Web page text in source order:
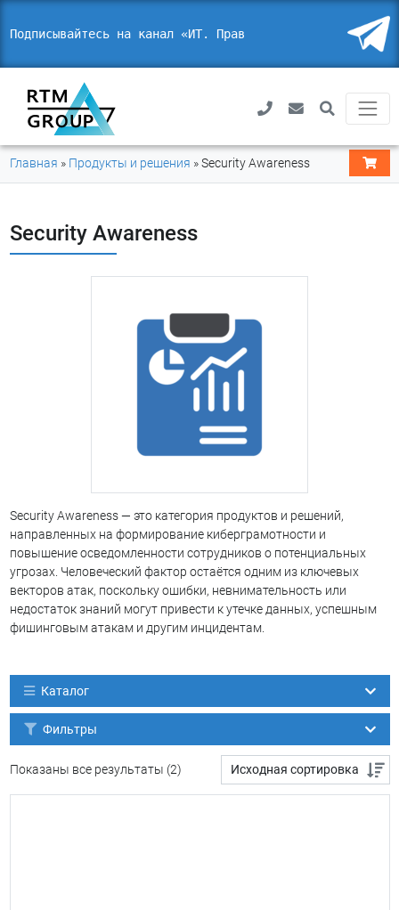
Подписывайтесь на канал «ИТ. Право.
Главная » Продукты и решения »Security Awareness
Security Awareness
Security Awareness — это категория продуктов и решений,
направленных на формирование киберграмотности и
повышение осведомленности сотрудников о потенциальных
угрозах. Человеческий фактор остаётся одним из ключевых
векторов атак, поскольку ошибки, невнимательность или
недостаток знаний могут привести к утечке данных, успешным
фишинговым атакам и другим инцидентам.
Каталог
Фильтры
Показаны все результаты (2)